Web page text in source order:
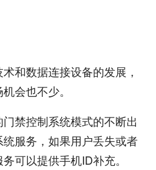
数据连接设备的发展，
会也不少。
禁控制系统模式的不断出
服务，如果用户丢失或者
可以提供手机ID补充。